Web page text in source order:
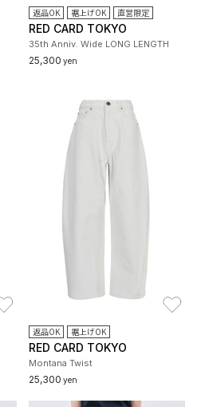
返品OK 裾上げOK 直営限定
RED CARD TOKYO
35th Anniv. Wide LONG LENGTH
25,300 yen
返品OK 裾上げOK
RED CARD TOKYO
Montana Twist
25,300 yen